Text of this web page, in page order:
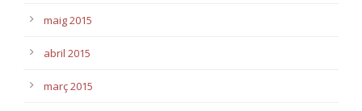
maig 2015
abril 2015
març 2015